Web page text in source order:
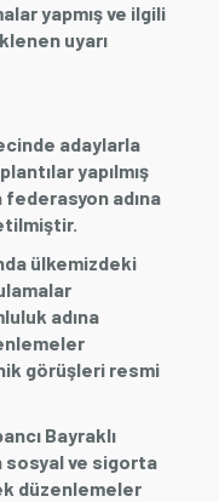
yapmış ve ilgili
uyarı
adaylarla
yapılmış
adına
ülkemizdeki
adına
görüşleri resmi
Bayraklı
sosyal ve sigorta
düzenlemeler